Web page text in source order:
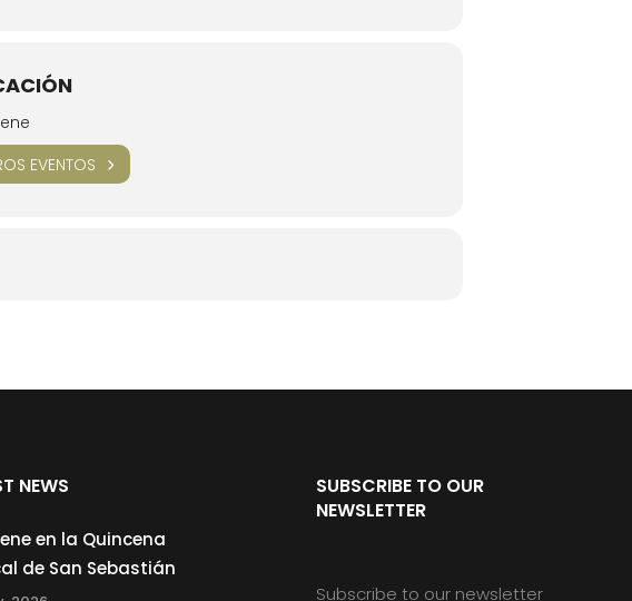
EVENTOS
NEWS
en la Quincena
de San Sebastián
SUBSCRIBE TO OUR
NEWSLETTER
Subscribe to our newsletter